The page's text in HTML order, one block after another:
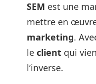
SEM est une
mettre en
marketing.
le client qui
l’inverse.